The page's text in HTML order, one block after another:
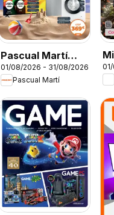
Pascual Martí
Folleto
01/08/2026 - 31/08/2026
Pascual Martí